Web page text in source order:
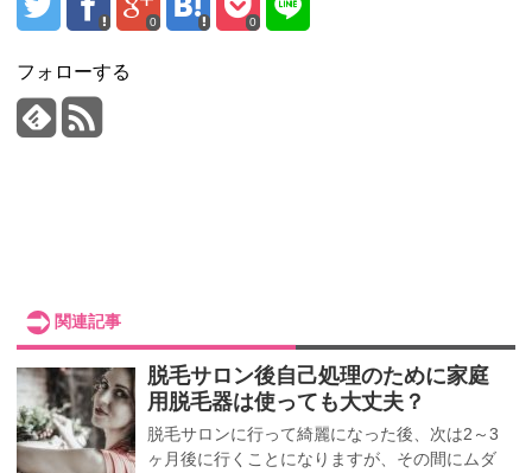
0 0
フォローする
関連記事
脱毛サロン後自己処理のために家庭
用脱毛器は使っても大丈夫？
脱毛サロンに行って綺麗になった後、次は2～3
ヶ月後に行くことになりますが、その間にムダ